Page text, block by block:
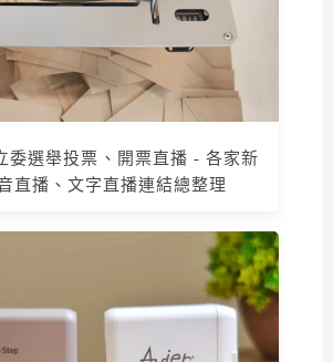
委選舉投票、開票直播 - 各家新
直播、文字直播連結總整理